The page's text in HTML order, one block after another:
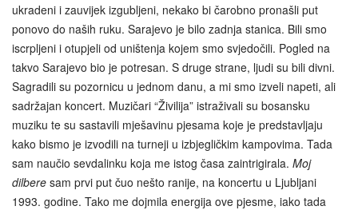
ukradeni i zauvijek izgubljeni, nekako bi čarobno pronašli put
ponovo do naših ruku. Sarajevo je bilo zadnja stanica. Bili smo
iscrpljeni i otupjeli od uništenja kojem smo svjedočili. Pogled na
takvo Sarajevo bio je potresan. S druge strane, ljudi su bili divni.
Sagradili su pozornicu u jednom danu, a mi smo izveli napeti, ali
sadržajan koncert. Muzičari “Živilija” istraživali su bosansku
muziku te su sastavili mješavinu pjesama koje je predstavljaju
kako bismo je izvodili na turneji u izbjegličkim kampovima. Tada
sam naučio sevdalinku koja me istog časa zaintrigirala. Moj
dilbere sam prvi put čuo nešto ranije, na koncertu u Ljubljani
1993. godine. Tako me dojmila energija ove pjesme, iako tada